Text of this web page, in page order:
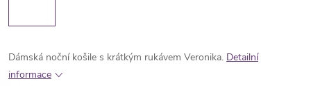
Dámská noční košile s krátkým rukávem Veronika. Detailní
informace